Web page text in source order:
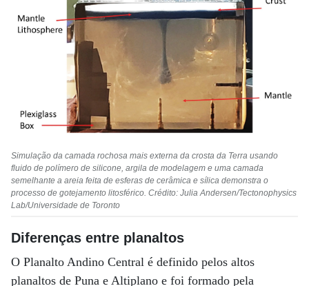
Simulação da camada rochosa mais externa da crosta da Terra usando
fluido de polímero de silicone, argila de modelagem e uma camada
semelhante a areia feita de esferas de cerâmica e sílica demonstra o
processo de gotejamento litosférico. Crédito: Julia Andersen/Tectonophysics
Lab/Universidade de Toronto
Diferenças entre planaltos
O Planalto Andino Central é definido pelos altos
planaltos de Puna e Altiplano e foi formado pela